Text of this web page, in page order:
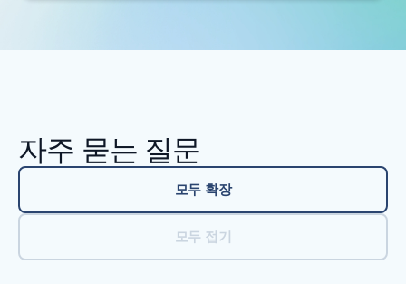
자주 묻는 질문
모두 확장
모두 접기